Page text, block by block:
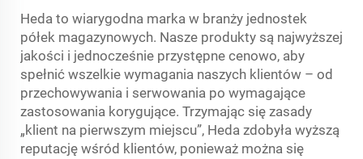
Heda to wiarygodna marka w branży jednostek
półek magazynowych. Nasze produkty są najwyższej
jakości i jednocześnie przystępne cenowo, aby
spełnić wszelkie wymagania naszych klientów – od
przechowywania i serwowania po wymagające
zastosowania korygujące. Trzymając się zasady
„klient na pierwszym miejscu”, Heda zdobyła wyższą
reputację wśród klientów, ponieważ można się